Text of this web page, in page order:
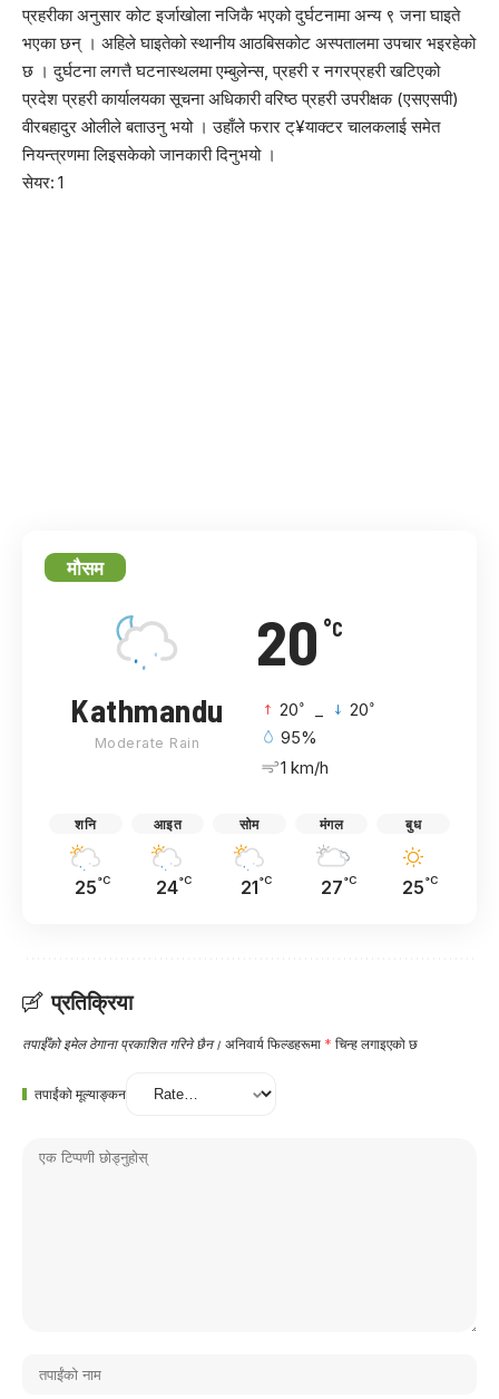
प्रहरीका अनुसार कोट इर्जाखोला नजिकै भएको दुर्घटनामा अन्य ९ जना घाइते
भएका छन् । अहिले घाइतेको स्थानीय आठबिसकोट अस्पतालमा उपचार भइरहेको
छ । दुर्घटना लगत्तै घटनास्थलमा एम्बुलेन्स, प्रहरी र नगरप्रहरी खटिएको
प्रदेश प्रहरी कार्यालयका सूचना अधिकारी वरिष्ठ प्रहरी उपरीक्षक (एसएसपी)
वीरबहादुर ओलीले बताउनु भयो । उहाँले फरार ट्¥याक्टर चालकलाई समेत
नियन्त्रणमा लिइसकेको जानकारी दिनुभयो ।
सेयर: 1
मौसम
20 °C
Kathmandu
Moderate Rain
20° 20°
95%
1 km/h
शनि
25°C
आइत
24°C
सोम
21 °C
मंगल
27°C
बुध
25°C
प्रतिक्रिया
तपाईँको इमेल ठेगाना प्रकाशित गरिने छैन। अनिवार्य फिल्डहरूमा * चिन्ह लगाइएको छ
तपाईंको मूल्याङ्कन